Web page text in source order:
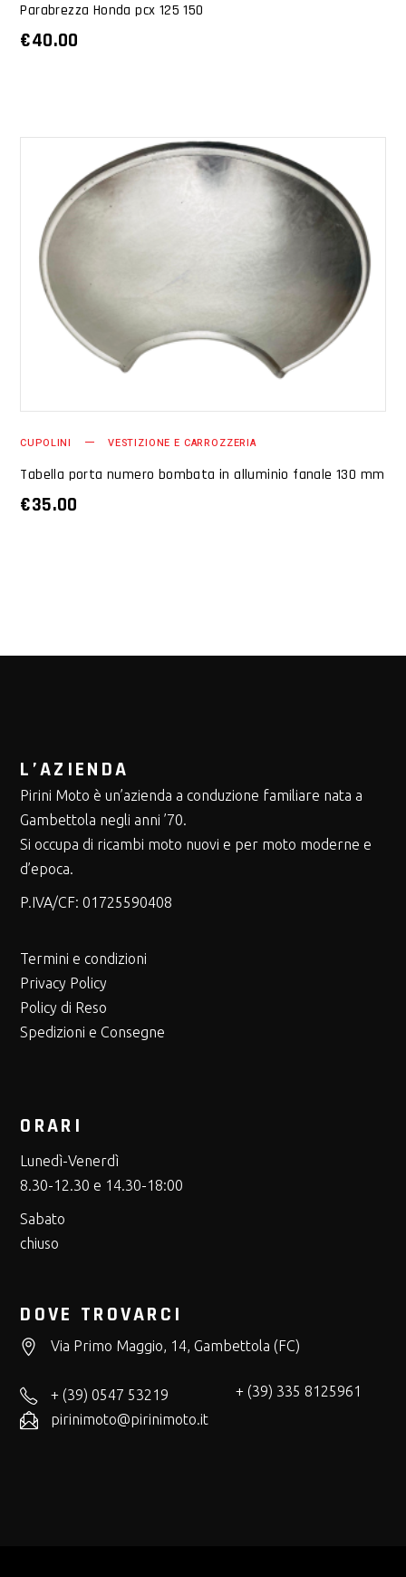
Parabrezza Honda pcx 125 150
€40.00
CUPOLINI VESTIZIONE E CARROZZERIA
Tabella porta numero bombata in alluminio fanale 130 mm
€35.00
L’AZIENDA
Pirini Moto è un’azienda a conduzione familiare nata a
Gambettola negli anni ’70.
Si occupa di ricambi moto nuovi e per moto moderne e
d’epoca.
P.IVA/CF:01725590408
Termini e condizioni
Privacy Policy
Policy di Reso
Spedizioni e Consegne
ORARI
Lunedì-Venerdì
8.30-12.30 e 14.30-18:00
Sabato
chiuso
DOVE TROVARCI
Via Primo Maggio, 14, Gambettola (FC)
+ (39) 0547 53219
+ (39) 335 8125961
pirinimoto@pirinimoto.it